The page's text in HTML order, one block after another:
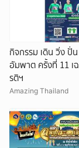
กิจกรรม เดิน วิ่ง ปั่
อัมพาต ครั้งที่ 11 เ
รติฯ
Amazing Thailand